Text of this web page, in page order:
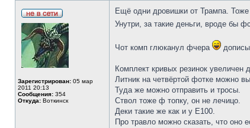
Зарегистрирован: 05 мар
2011 20:13
Сообщения: 354
Откуда: Воткинск
Ещё одни дровишки от Трампа. Тоже
Унутри, за такие деньги, вроде бы
Чот комп глюканул фчера
Комплект кривых резинок увеличен
Литник на четвёртой фотке можно
Туда же можно отправить и тросы.
Ствол тоже ф топку, он не лечицо.
Деки такие же как и у Е100.
Про травло можно сказать, что оно